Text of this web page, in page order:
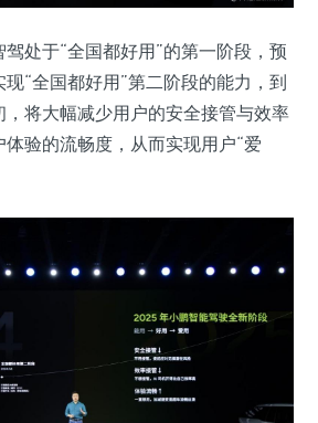
处于“全国都好用”的第一阶段，预
“全国都好用”第二阶段的能力，到
，将大幅减少用户的安全接管与效率
验的流畅度，从而实现用户“爱